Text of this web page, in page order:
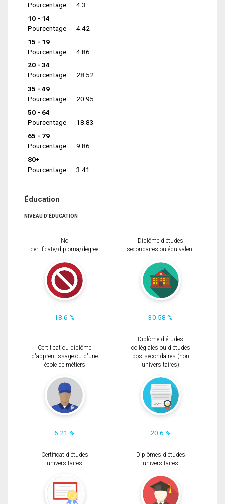
Pourcentage
4.3
10 - 14
Pourcentage
4.42
15 - 19
Pourcentage
4.86
20 - 34
Pourcentage
28.52
35 - 49
Pourcentage
20.95
50 - 64
Pourcentage
18.83
65 - 79
Pourcentage
9.86
80+
Pourcentage
3.41
Éducation
NIVEAU D'ÉDUCATION
No
certificate/diploma/degree
18.6 %
Diplôme d'études
secondaires ou équivalent
30.58 %
Certificat ou diplôme
d'apprentissage ou d'une
école de métiers
6.21 %
Diplôme d'études
collégiales ou d'études
postsecondaires (non
universitaires)
20.6 %
Certificat d'études
universitaires
Diplômes d'études
universitaires